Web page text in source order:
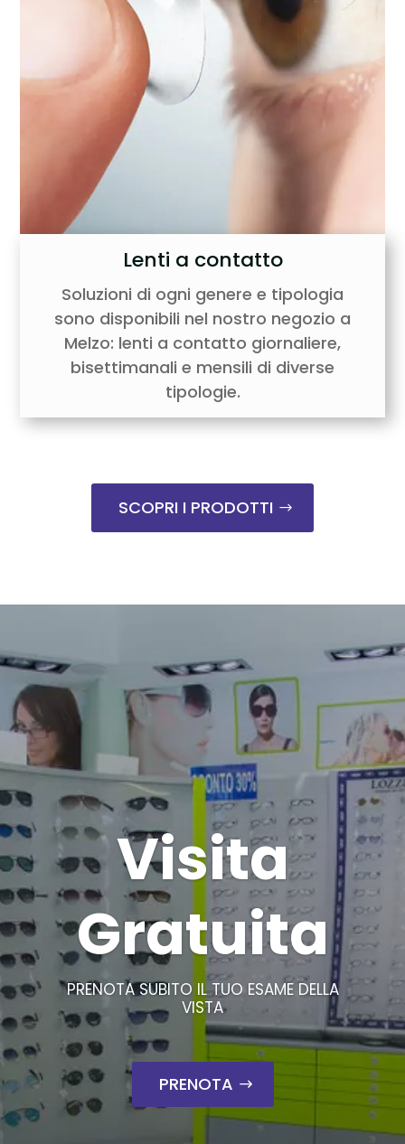
Lenti a contatto
Soluzioni di ogni genere e tipologia
sono disponibili nel nostro negozio a
Melzo: lenti a contatto giornaliere,
bisettimanali e mensili di diverse
tipologie.
SCOPRI I PRODOTTI
Visita
Gratuita
PRENOTA SUBITO IL TUO ESAME DELLA
VISTA
PRENOTA